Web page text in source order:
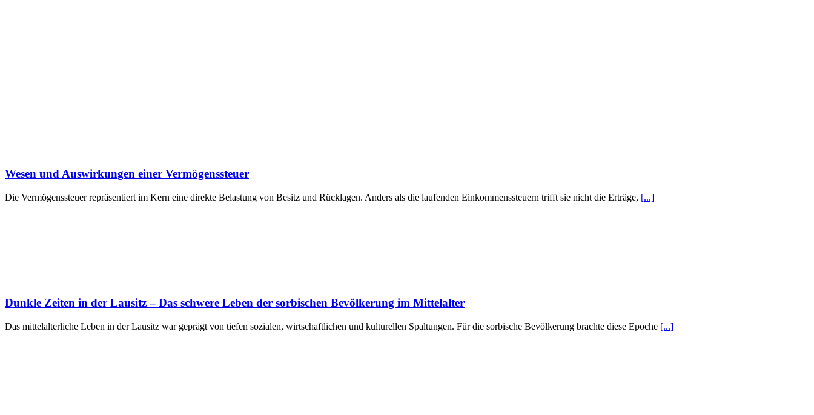
Wesen und Auswirkungen einer Vermögenssteuer
Die Vermögenssteuer repräsentiert im Kern eine direkte Belastung von Besitz und Rücklagen. Anders als die laufenden Einkommenssteuern trifft sie nicht die Erträge, [...]
Dunkle Zeiten in der Lausitz – Das schwere Leben der sorbischen Bevölkerung im Mittelalter
Das mittelalterliche Leben in der Lausitz war geprägt von tiefen sozialen, wirtschaftlichen und kulturellen Spaltungen. Für die sorbische Bevölkerung brachte diese Epoche [...]